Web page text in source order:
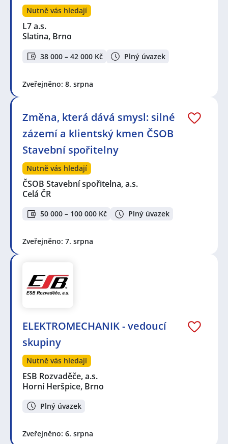
Nutně vás hledají
L7 a.s.
Slatina, Brno
38 000 – 42 000 Kč Plný úvazek
Zveřejněno: 8. srpna
Změna, která dává smysl: silné
zázemí a klientský kmen ČSOB
Stavební spořitelny
Nutně vás hledají
ČSOB Stavební spořitelna, a.s.
Celá ČR
50 000 – 100 000 Kč Plný úvazek
Zveřejněno: 7. srpna
ELEKTROMECHANIK - vedoucí
skupiny
Nutně vás hledají
ESB Rozvaděče, a.s.
Horní Heršpice, Brno
Plný úvazek
Zveřejněno: 6. srpna